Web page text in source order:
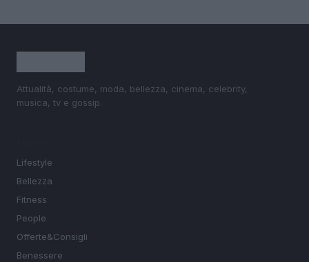
Attualità, costume, moda, bellezza, cinema, celebrity,
musica, tv e gossip.
Lifestyle
Bellezza
Fitness
People
Offerte&Consigli
Benessere